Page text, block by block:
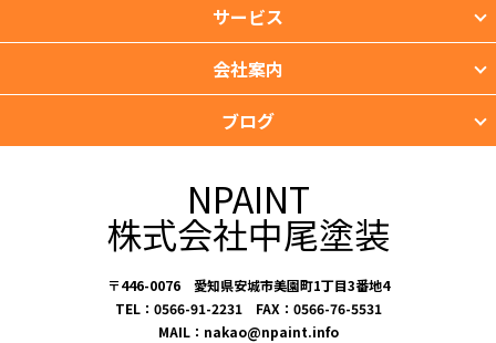
サービス
会社案内
ブログ
NPAINT
株式会社中尾塗装
〒446-0076 愛知県安城市美園町1丁目3番地4
TEL：0566-91-2231 FAX：0566-76-5531
MAIL：nakao@npaint.info